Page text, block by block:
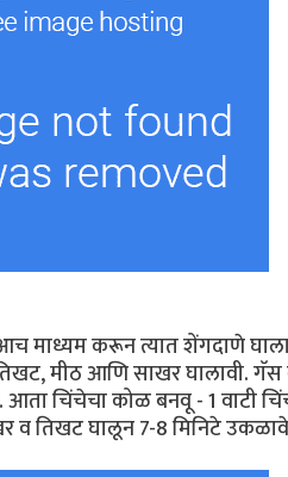
माध्यम करून त्यात शेंगदाणे
मीठ आणि साखर घालावी.
चिंचेचा कोळ बनवू - 1 वाटी
तिखट घालून 7-8 मिनिटे